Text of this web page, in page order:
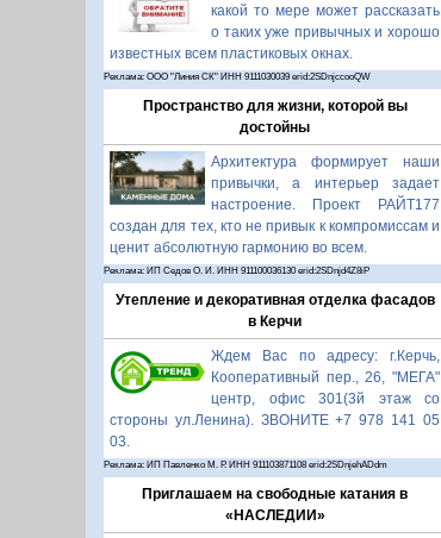
какой то мере может рассказать
о таких уже привычных и хорошо
известных всем пластиковых окнах.
Реклама: ООО "Линия СК" ИНН 9111030039 erid:2SDnjccooQW
Пространство для жизни, которой вы
достойны
Архитектура формирует наши
привычки, а интерьер задает
настроение. Проект РАЙТ177
создан для тех, кто не привык к компромиссам и
ценит абсолютную гармонию во всем.
Реклама: ИП Седов О. И. ИНН 911100036130 erid:2SDnjd4Z8iP
Утепление и декоративная отделка фасадов
в Керчи
Ждем Вас по адресу: г.Керчь,
Кооперативный пер., 26, "МЕГА"
центр, офис 301(3й этаж со
стороны ул.Ленина). ЗВОНИТЕ +7 978 141 05
03.
Реклама: ИП Павленко М. Р. ИНН 911103871108 erid:2SDnjehADdm
Приглашаем на свободные катания в
«НАСЛЕДИИ»